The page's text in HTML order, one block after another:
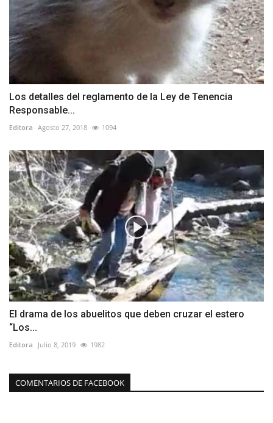
Los detalles del reglamento de la Ley de Tenencia
Responsable...
Editora Agosto 27, 2018 1094
El drama de los abuelitos que deben cruzar el estero
“Los...
Editora Julio 8, 2019 1982
COMENTARIOS DE FACEBOOK